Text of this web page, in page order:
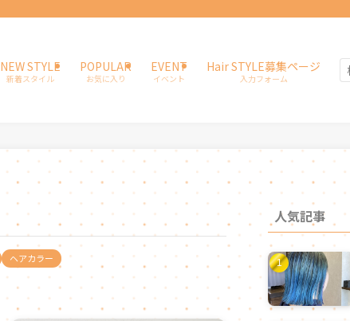
NEW STYLE
新着スタイル
POPULAR
お気に入り
EVENT
イベント
Hair STYLE募集ページ
入力フォーム
ヘアカラー
人気記事